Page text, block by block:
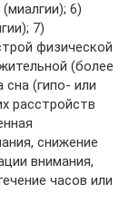
6)
7)
физической
(более
(гипо- или
расстройств
снижение
внимания,
часов или